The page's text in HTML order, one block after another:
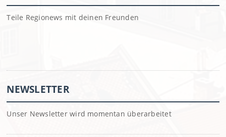
Teile Regionews mit deinen Freunden
NEWSLETTER
Unser Newsletter wird momentan überarbeitet